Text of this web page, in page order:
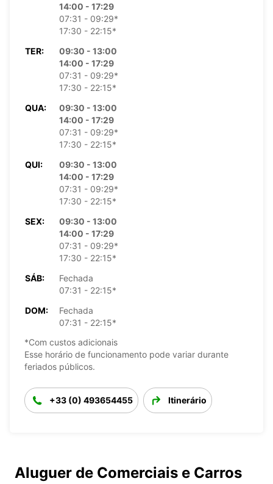
14:00 - 17:29
07:31 - 09:29*
17:30 - 22:15*
TER:
09:30 - 13:00
14:00 - 17:29
07:31 - 09:29*
17:30 - 22:15*
QUA:
09:30 - 13:00
14:00 - 17:29
07:31 - 09:29*
17:30 - 22:15*
QUI:
09:30 - 13:00
14:00 - 17:29
07:31 - 09:29*
17:30 - 22:15*
SEX:
09:30 - 13:00
14:00 - 17:29
07:31 - 09:29*
17:30 - 22:15*
SÁB:
Fechada
07:31 - 22:15*
DOM:
Fechada
07:31 - 22:15*
*Com custos adicionais
Esse horário de funcionamento pode variar durante
feriados públicos.
+33 (0) 493654455 Itinerário
Aluguer de Comerciais e Carros